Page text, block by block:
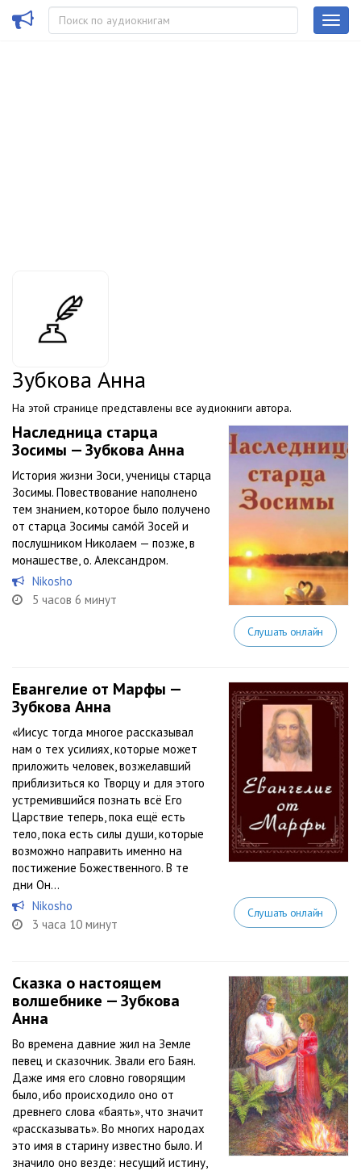
Зубкова Анна
На этой странице представлены все аудиокниги автора.
Наследница старца
Зосимы — Зубкова Анна
История жизни Зоси, ученицы старца
Зосимы. Повествование наполнено
тем знанием, которое было получено
от старца Зосимы само́й Зосей и
послушником Николаем — позже, в
монашестве, о. Александром.
Nikosho
5 часов 6 минут
Слушать онлайн
Евангелие от Марфы —
Зубкова Анна
«Иисус тогда многое рассказывал
нам о тех усилиях, которые может
приложить человек, возжелавший
приблизиться ко Творцу и для этого
устремившийся познать всё Его
Царствие теперь, пока ещё есть
тело, пока есть силы души, которые
возможно направить именно на
постижение Божественного. В те
дни Он...
Nikosho
3 часа 10 минут
Слушать онлайн
Сказка о настоящем
волшебнике — Зубкова
Анна
Во времена давние жил на Земле
певец и сказочник. Звали его Баян.
Даже имя его словно говорящим
было, ибо происходило оно от
древнего слова «баять», что значит
«рассказывать». Во многих народах
это имя в старину известно было. И
значило оно везде: несущий истину,